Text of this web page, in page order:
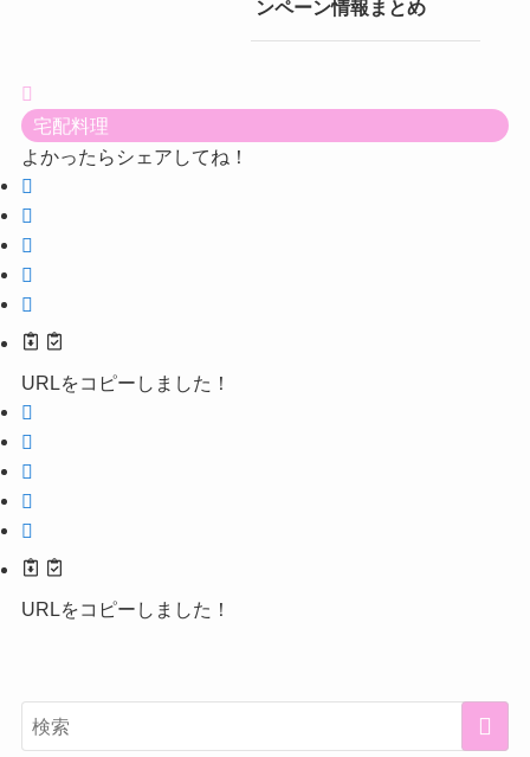
ンペーン情報まとめ
宅配料理
よかったらシェアしてね！
URLをコピーしました！
URLをコピーしました！